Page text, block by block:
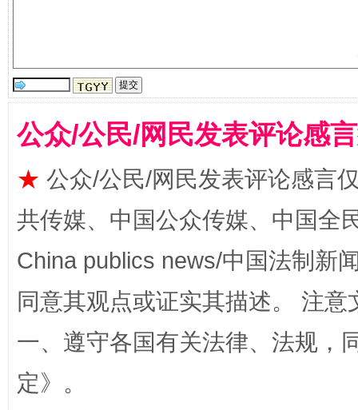
漫山遍野的桃花与雪山、麦地、白藏房 除
公众/公民/网民发表评论感
★ 公众/公民/网民发表评论感言
共传媒、中国公众传媒、中国全
China publics news/中国法制新
同意其观点或证实其描述。 注
一、遵守各国有关法律、法规，
定》。